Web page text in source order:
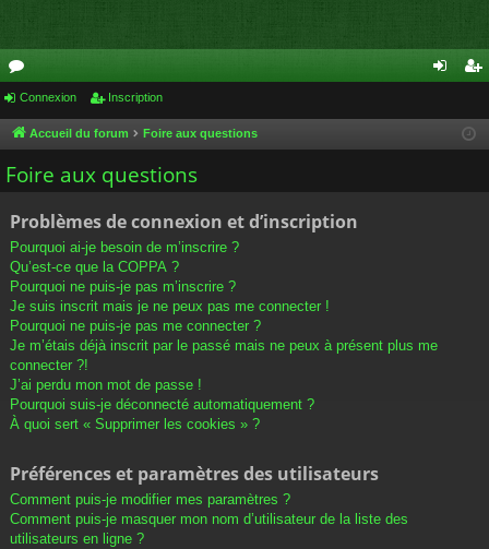
or
u
m
cri
Connexion Inscription
Accueil du forum Foire aux questions
Foire aux questions
Problèmes de connexion et d’inscription
Pourquoi ai-je besoin de m’inscrire ?
Qu’est-ce que la COPPA ?
Pourquoi ne puis-je pas m’inscrire ?
Je suis inscrit mais je ne peux pas me connecter !
Pourquoi ne puis-je pas me connecter ?
Je m’étais déjà inscrit par le passé mais ne peux à présent plus me
connecter ?!
J’ai perdu mon mot de passe !
Pourquoi suis-je déconnecté automatiquement ?
À quoi sert « Supprimer les cookies » ?
Préférences et paramètres des utilisateurs
Comment puis-je modifier mes paramètres ?
Comment puis-je masquer mon nom d’utilisateur de la liste des
utilisateurs en ligne ?